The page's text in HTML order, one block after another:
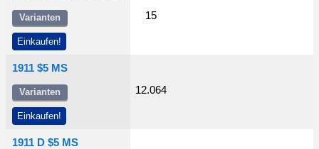
Varianten
Einkaufen!
1911 $5 MS
Varianten
Einkaufen!
1911 D $5 MS
15
12.064